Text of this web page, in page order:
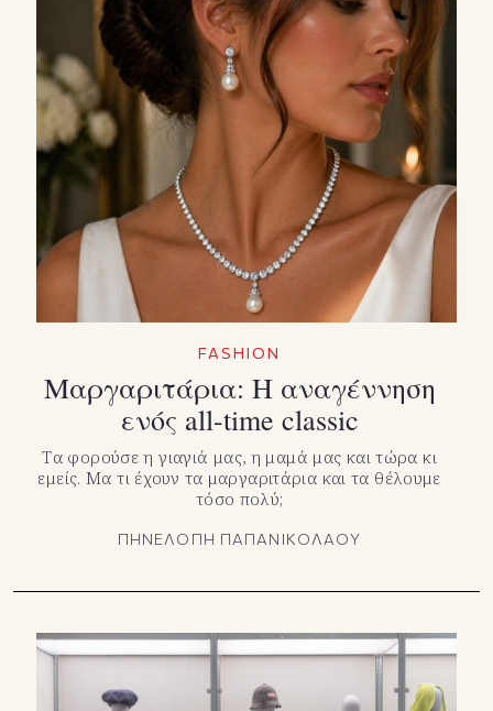
FASHION
Μαργαριτάρια: Η αναγέννηση
ενός all-time classic
Τα φορούσε η γιαγιά μας, η μαμά μας και τώρα κι
εμείς. Μα τι έχουν τα μαργαριτάρια και τα θέλουμε
τόσο πολύ;
ΠΗΝΕΛΟΠΗ ΠΑΠΑΝΙΚΟΛΑΟΥ